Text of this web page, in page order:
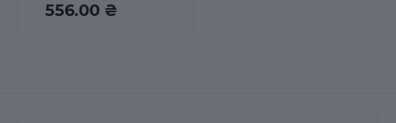
Cryotherapy
556.00 ₴